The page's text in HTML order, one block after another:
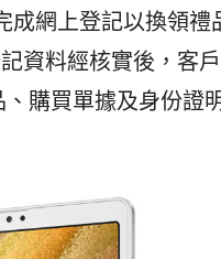
網上登記以換領禮
資料經核實後，客
購買單據及身份證